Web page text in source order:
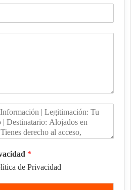
*
de Privacidad